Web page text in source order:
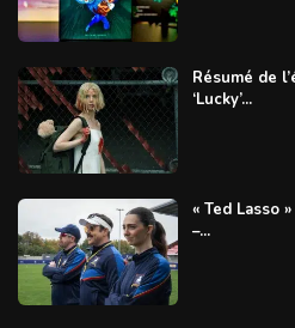
Résumé de
‘Lucky’...
« Ted Lasso
–...